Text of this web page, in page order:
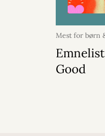
Mest for børn
april 2026
Good